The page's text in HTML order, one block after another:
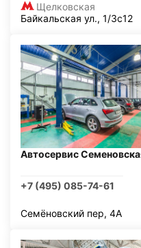
Щелковская
Байкальская ул., 1/3с12
Автосервис
+7 (495) 085-74-61
Семёновский пер, 4А